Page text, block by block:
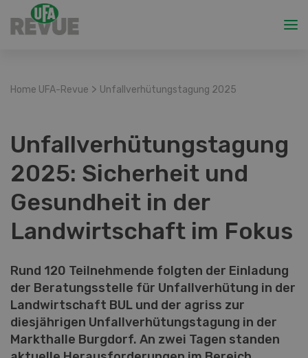
Home UFA-Revue > Unfallverhütungstagung 2025
Unfallverhütungstagung
2025: Sicherheit und
Gesundheit in der
Landwirtschaft im Fokus
Rund 120 Teilnehmende folgten der Einladung
der Beratungsstelle für Unfallverhütung in der
Landwirtschaft BUL und der agriss zur
diesjährigen Unfallverhütungstagung in der
Markthalle Burgdorf. An zwei Tagen standen